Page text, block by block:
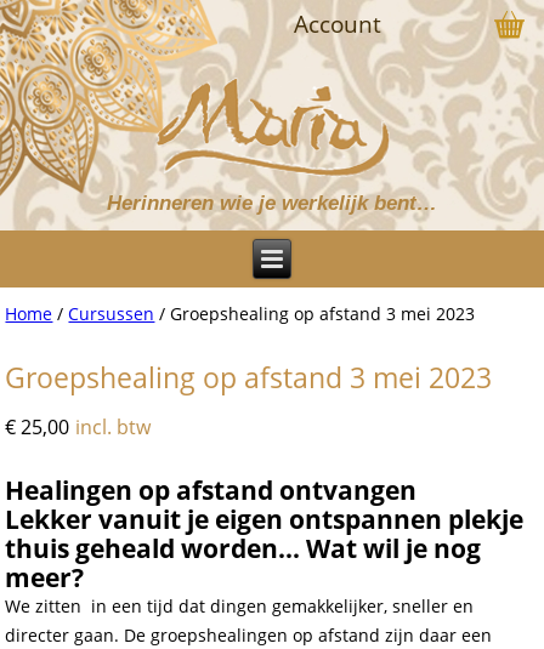
Herinneren wie je werkelijk bent…
Account
Home /Cursussen / Groepshealing op afstand 3 mei 2023
Groepshealing op afstand 3 mei 2023
€25,00 incl. btw
Healingen op afstand ontvangen
Lekker vanuit je eigen ontspannen plekje
thuis geheald worden... Wat wil je nog
meer?
We zitten in een tijd dat dingen gemakkelijker, sneller en
directer gaan. De groepshealingen op afstand zijn daar een